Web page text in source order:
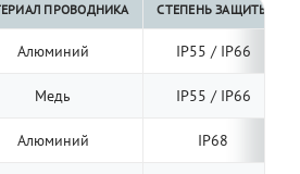
ПРОВОДНИКА СТЕПЕНЬ ЗАЩИТЫ
Алюминий IP55 / IP66
Медь IP55 / IP66
Алюминий IP68